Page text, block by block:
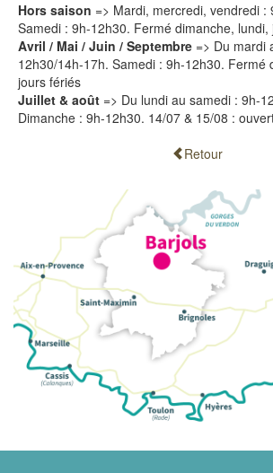
Hors saison => Mardi, mercredi, vendredi :
Samedi : 9h-12h30. Fermé dimanche,
Avril / Mai / Juin / Septembre => Du mardi
12h30/14h-17h. Samedi : 9h-12h30. Fermé
jours fériés
Juillet & août => Du lundi au samedi : 9h-
Dimanche : 9h-12h30. 14/07 & 15/08 :
Retour